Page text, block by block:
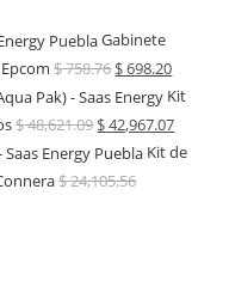
Gabinete
$758.76$698.20
Kit
$48,621.09$42,967.07
Kit de
$24,105.56